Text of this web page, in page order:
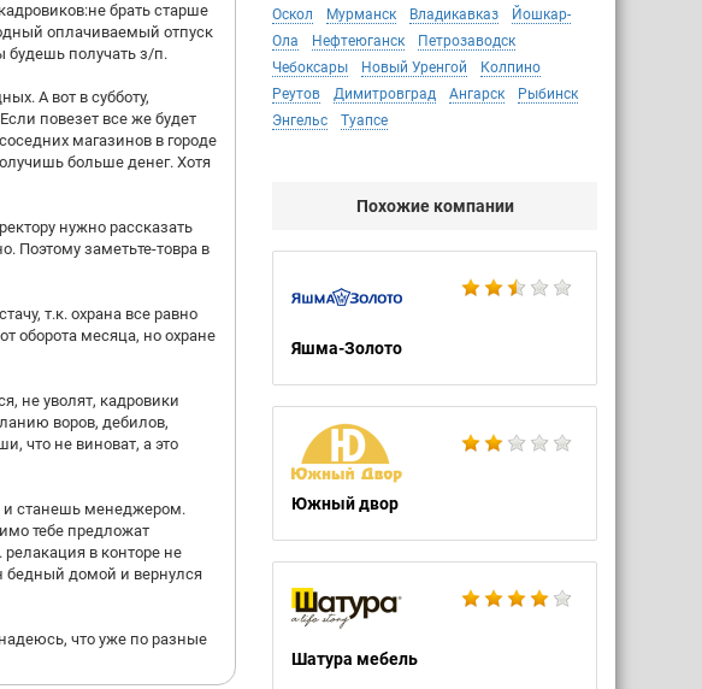
брать старше
оплачиваемый отпуск
будешь получать з/п.
А вот в субботу,
повезет все же будет
магазинов в городе
больше денег. Хотя
нужно рассказать
Поэтому заметьте-товра в
т.к. охрана все равно
оборота месяца, но охране
не уволят, кадровики
воров, дебилов,
что не виноват, а это
и станешь менеджером.
тебе предложат
релакация в конторе не
бедный домой и вернулся
что уже по разные
Оскол
Мурманск Владикавказ
Йошкар-
Ола
Нефтеюганск
Петрозаводск
Чебоксары
Новый Уренгой
Колпино
Реутов
Димитровград Ангарск
Рыбинск
Энгельс
Туапсе
Похожие компании
Яшма-Золото
Южный двор
Шатура мебель